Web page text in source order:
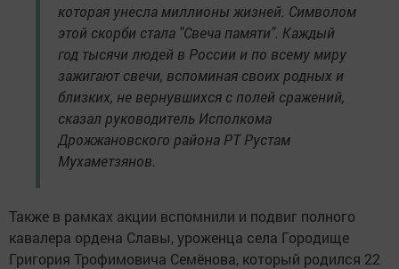
которая унесла миллионы жизней. Символом
этой скорби стала "Свеча памяти". Каждый
год тысячи людей в России и по всему миру
зажигают свечи, вспоминая своих родных и
близких, не вернувшихся с полей сражений,
сказал руководитель Исполкома
Дрожжановского района РТ Рустам
Мухаметзянов.
Также в рамках акции вспомнили и подвиг полного
кавалера ордена Славы, уроженца села Городище
Григория Трофимовича Семёнова, который родился 22